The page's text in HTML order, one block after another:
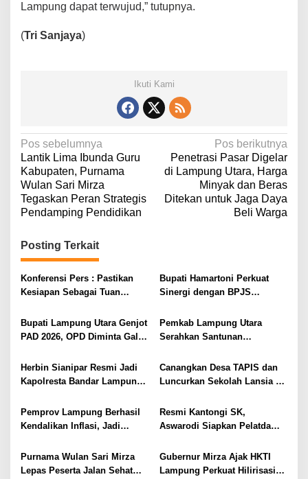
Lampung dapat terwujud,” tutupnya.
(Tri Sanjaya)
Ikuti Kami
N
a
v
i
a
s
i
p
o
s
Pos sebelumnya
Lantik Lima Ibunda Guru
Kabupaten, Purnama
Wulan Sari Mirza
Tegaskan Peran Strategis
Pendamping Pendidikan
Pos berikutnya
Penetrasi Pasar Digelar
di Lampung Utara, Harga
Minyak dan Beras
Ditekan untuk Jaga Daya
Beli Warga
Posting Terkait
Konferensi Pers : Pastikan
Kesiapan Sebagai Tuan
Tiga Venue Pelaksanaan
Soeratin Cup Piala Gubernur
Bupati Hamartoni Perkuat
Sinergi dengan BPJS
Kesehatan Makin Cepat dan
Mudah
Bupati Lampung Utara Genjot
PAD 2026, OPD Diminta Gali
hingga Optimalkan PBB-P2
Pemkab Lampung Utara
Serahkan Santunan
Korban Kebakaran
Herbin Sianipar Resmi Jadi
Kapolresta Bandar Lampung,
Prioritas
Canangkan Desa TAPIS dan
Luncurkan Sekolah Lansia di
TP PKK Lampung Dorong
Pembangunan SDM Dimulai
Pemprov Lampung Berhasil
Kendalikan Inflasi, Jadi
Terendah di Sumatera
Resmi Kantongi SK,
Aswarodi Siapkan Pelatda
Menuju Porwanas 2027
Purnama Wulan Sari Mirza
Lepas Peserta Jalan Sehat
Gubernur Mirza Ajak HKTI
Lampung Perkuat Hilirisasi